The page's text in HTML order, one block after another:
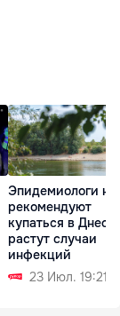
Эпидемиологи не
рекомендуют
купаться в
растут случаи
инфекций
23 Июл. 19:21